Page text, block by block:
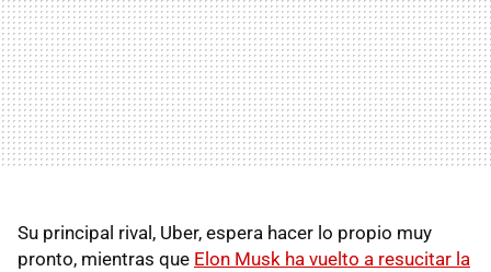
Su principal rival, Uber, espera hacer lo propio muy
pronto, mientras que Elon Musk ha vuelto a resucitar la